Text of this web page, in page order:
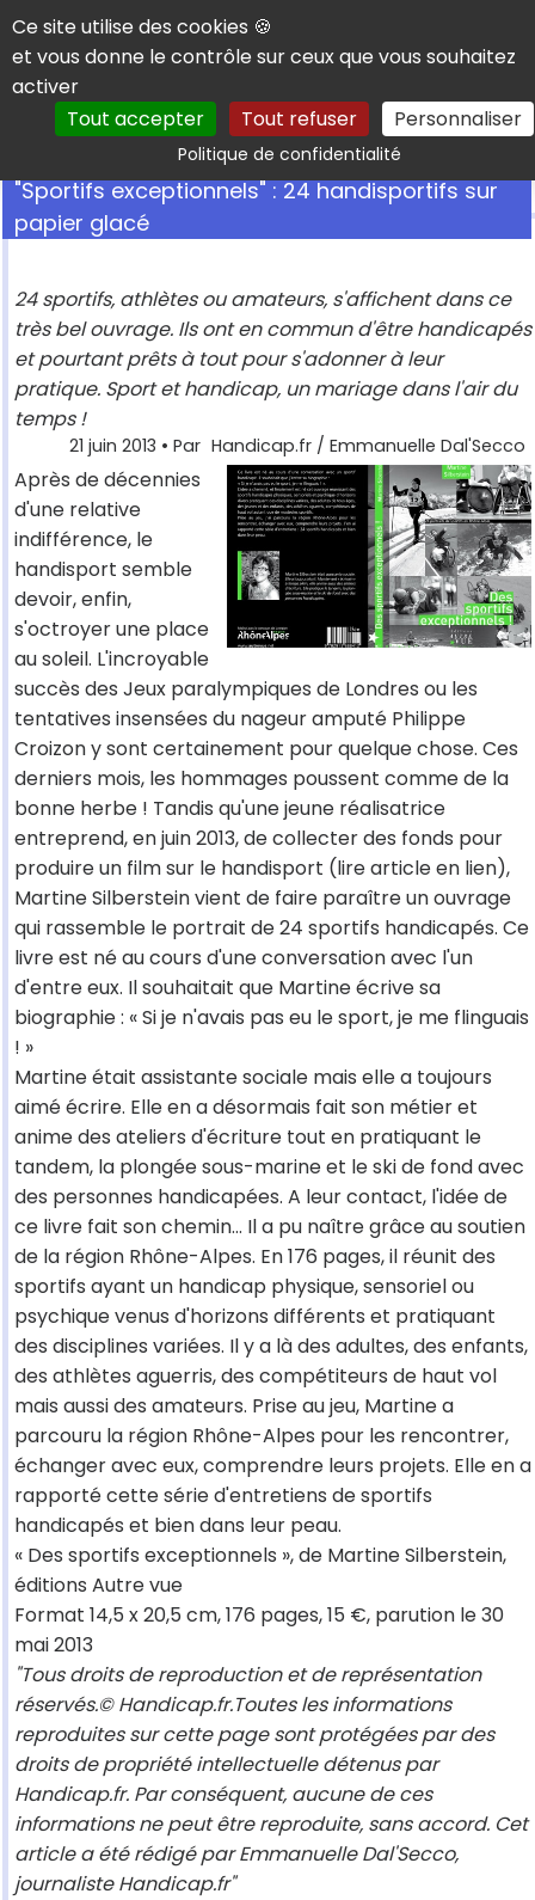
Panneau de gestion des cookies
Ce site utilise des cookies 🍪
et vous donne le contrôle sur ceux que vous souhaitez
activer
Tout accepter
Tout refuser Personnaliser
Politique de confidentialitéRechercher
"Sportifs exceptionnels" : 24 handisportifs sur
papier glacé
24 sportifs, athlètes ou amateurs, s'affichent dans ce
très bel ouvrage. Ils ont en commun d'être handicapés
et pourtant prêts à tout pour s'adonner à leur
pratique. Sport et handicap, un mariage dans l'air du
temps !
21 juin 2013 • Par Handicap.fr / Emmanuelle Dal'Secco
Après de décennies
d'une relative
indifférence, le
handisport semble
devoir, enfin,
s'octroyer une place
au soleil. L'incroyable
succès des Jeux paralympiques de Londres ou les
tentatives insensées du nageur amputé Philippe
Croizon y sont certainement pour quelque chose. Ces
derniers mois, les hommages poussent comme de la
bonne herbe ! Tandis qu'une jeune réalisatrice
entreprend, en juin 2013, de collecter des fonds pour
produire un film sur le handisport (lire article en lien),
Martine Silberstein vient de faire paraître un ouvrage
qui rassemble le portrait de 24 sportifs handicapés. Ce
livre est né au cours d'une conversation avec l'un
d'entre eux. Il souhaitait que Martine écrive sa
biographie : « Si je n'avais pas eu le sport, je me flinguais
! »
Martine était assistante sociale mais elle a toujours
aimé écrire. Elle en a désormais fait son métier et
anime des ateliers d'écriture tout en pratiquant le
tandem, la plongée sous-marine et le ski de fond avec
des personnes handicapées. A leur contact, l'idée de
ce livre fait son chemin... Il a pu naître grâce au soutien
de la région Rhône-Alpes. En 176 pages, il réunit des
sportifs ayant un handicap physique, sensoriel ou
psychique venus d'horizons différents et pratiquant
des disciplines variées. Il y a là des adultes, des enfants,
des athlètes aguerris, des compétiteurs de haut vol
mais aussi des amateurs. Prise au jeu, Martine a
parcouru la région Rhône-Alpes pour les rencontrer,
échanger avec eux, comprendre leurs projets. Elle en a
rapporté cette série d'entretiens de sportifs
handicapés et bien dans leur peau.
« Des sportifs exceptionnels », de Martine Silberstein,
éditions Autre vue
Format 14,5 x 20,5 cm, 176 pages, 15 €, parution le 30
mai 2013
"Tous droits de reproduction et de représentation
réservés.© Handicap.fr.Toutes les informations
reproduites sur cette page sont protégées par des
droits de propriété intellectuelle détenus par
Handicap.fr. Par conséquent, aucune de ces
informations ne peut être reproduite, sans accord. Cet
article a été rédigé par Emmanuelle Dal'Secco,
journaliste Handicap.fr"